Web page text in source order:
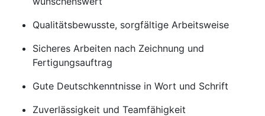
Qualitätsbewusste, sorgfältige Arbeitsweise
Sicheres Arbeiten nach Zeichnung und
Fertigungsauftrag
Gute Deutschkenntnisse in Wort und Schrift
Zuverlässigkeit und Teamfähigkeit